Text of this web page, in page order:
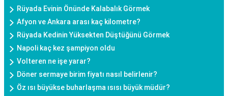
Rüyada Evinin Önünde Kalabalık Görmek
Afyon ve Ankara arası kaç kilometre?
Rüyada Kedinin Yüksekten Düştüğünü Görmek
Napoli kaç kez şampiyon oldu
Volteren ne işe yarar?
Döner sermaye birim fiyatı nasıl belirlenir?
Öz ısı büyükse buharlaşma ısısı büyük müdür?